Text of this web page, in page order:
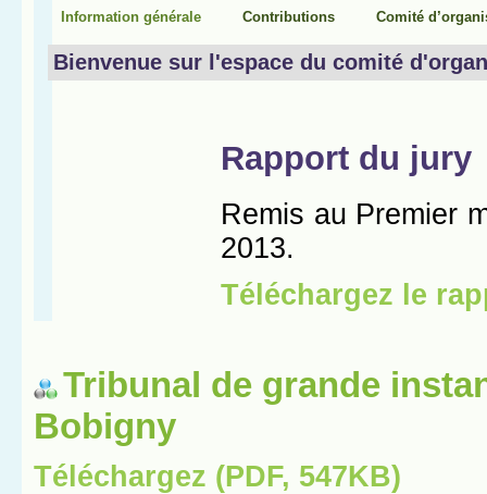
Tribunal de grande
Bobigny
Téléchargez (PDF, 547KB)